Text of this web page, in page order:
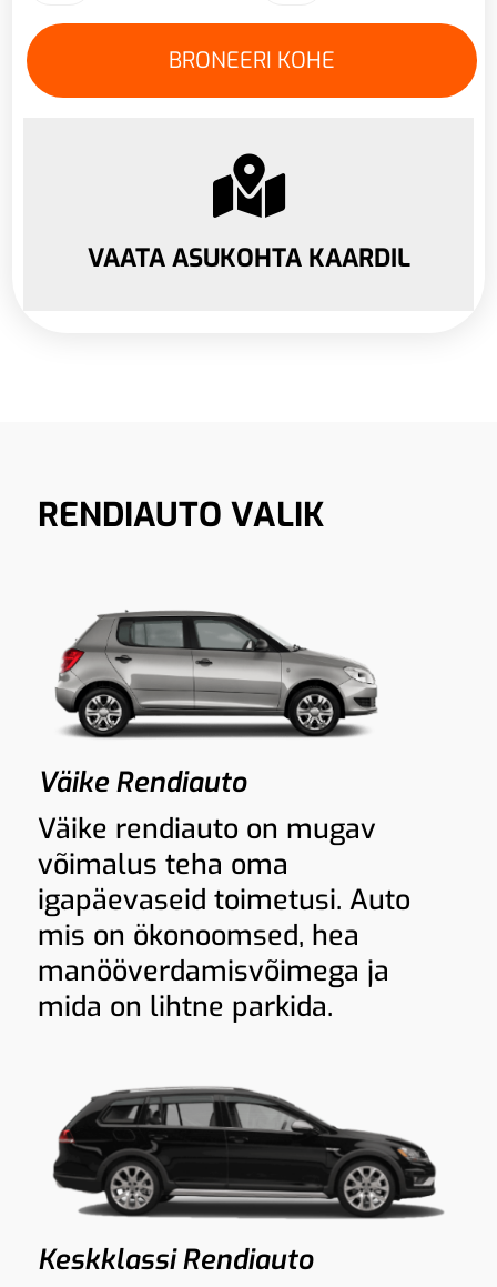
VAATA ASUKOHTA KAARDIL
RENDIAUTO VALIK
Väike Rendiauto
Väike rendiauto on mugav
võimalus teha oma
igapäevaseid toimetusi. Auto
mis on ökonoomsed, hea
manööverdamisvõimega ja
mida on lihtne parkida.
Keskklassi Rendiauto